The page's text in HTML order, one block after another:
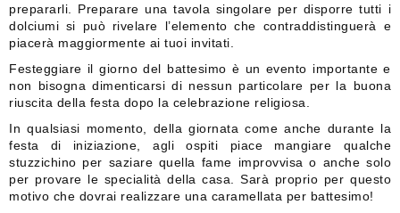
prepararli. Preparare una tavola singolare per disporre tutti i
dolciumi si può rivelare l’elemento che contraddistinguerà e
piacerà maggiormente ai tuoi invitati.
Festeggiare il giorno del battesimo è un evento importante e
non bisogna dimenticarsi di nessun particolare per la buona
riuscita della festa dopo la celebrazione religiosa.
In qualsiasi momento, della giornata come anche durante la
festa di iniziazione, agli ospiti piace mangiare qualche
stuzzichino per saziare quella fame improvvisa o anche solo
per provare le specialità della casa. Sarà proprio per questo
motivo che dovrai realizzare una caramellata per battesimo!